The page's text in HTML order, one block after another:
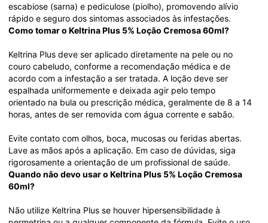
escabiose (sarna) e pediculose (piolho), promovendo alívio
rápido e seguro dos sintomas associados às infestações.
Como tomar o Keltrina Plus 5% Loção Cremosa 60ml?
Keltrina Plus deve ser aplicado diretamente na pele ou no
couro cabeludo, conforme a recomendação médica e de
acordo com a infestação a ser tratada. A loção deve ser
espalhada uniformemente e deixada agir pelo tempo
orientado na bula ou prescrição médica, geralmente de 8 a 14
horas, antes de ser removida com água corrente e sabão.
Evite contato com olhos, boca, mucosas ou feridas abertas.
Lave as mãos após a aplicação. Em caso de dúvidas, siga
rigorosamente a orientação de um profissional de saúde.
Quando não devo usar o Keltrina Plus 5% Loção Cremosa
60ml?
Não utilize Keltrina Plus se houver hipersensibilidade à